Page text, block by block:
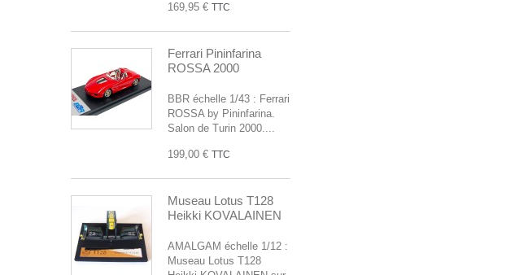
169,95 € TTC
Ferrari Pininfarina
ROSSA 2000
BBR échelle 1/43 : Ferrari
ROSSA by Pininfarina.
Salon de Turin 2000....
199,00 € TTC
Museau Lotus T128
Heikki KOVALAINEN
AMALGAM échelle 1/12 :
Museau Lotus T128